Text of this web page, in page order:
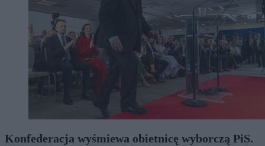
Konfederacja wyśmiewa obietnicę wyborczą PiS.